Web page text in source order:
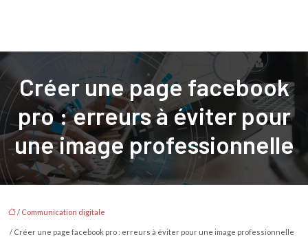
Créer une page facebook
pro : erreurs à éviter pour
une image professionnelle
/ Communication digitale
/ Créer une page facebook pro : erreurs à éviter pour une image professionnelle